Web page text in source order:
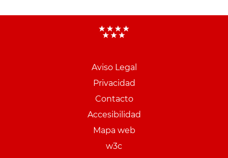
Aviso Legal
Privacidad
Contacto
Accesibilidad
Mapa web
w3c